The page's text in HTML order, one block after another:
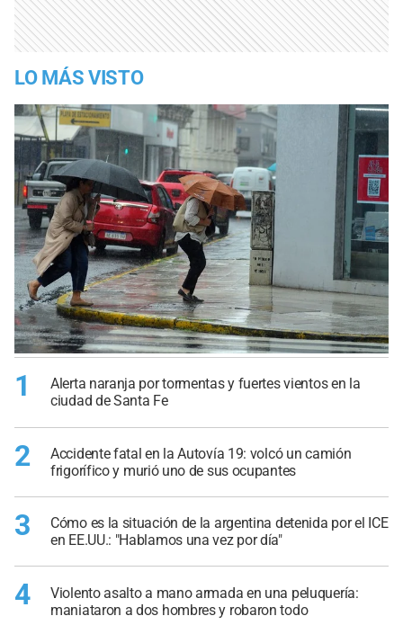
LO MÁS VISTO
1
Alerta naranja por tormentas y fuertes vientos en la
ciudad de Santa Fe
2
Accidente fatal en la Autovía 19: volcó un camión
frigorífico y murió uno de sus ocupantes
3
Cómo es la situación de la argentina detenida por el ICE
en EE.UU.: "Hablamos una vez por día"
4
Violento asalto a mano armada en una peluquería:
maniataron a dos hombres y robaron todo